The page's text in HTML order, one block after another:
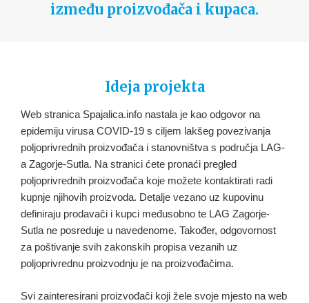
između proizvođača i kupaca.
Ideja projekta
Web stranica Spajalica.info nastala je kao odgovor na
epidemiju virusa COVID-19 s ciljem lakšeg povezivanja
poljoprivrednih proizvođača i stanovništva s područja LAG-
a Zagorje-Sutla. Na stranici ćete pronaći pregled
poljoprivrednih proizvođača koje možete kontaktirati radi
kupnje njihovih proizvoda. Detalje vezano uz kupovinu
definiraju prodavači i kupci međusobno te LAG Zagorje-
Sutla ne posreduje u navedenome. Također, odgovornost
za poštivanje svih zakonskih propisa vezanih uz
poljoprivrednu proizvodnju je na proizvođačima.
Svi zainteresirani proizvođači koji žele svoje mjesto na web